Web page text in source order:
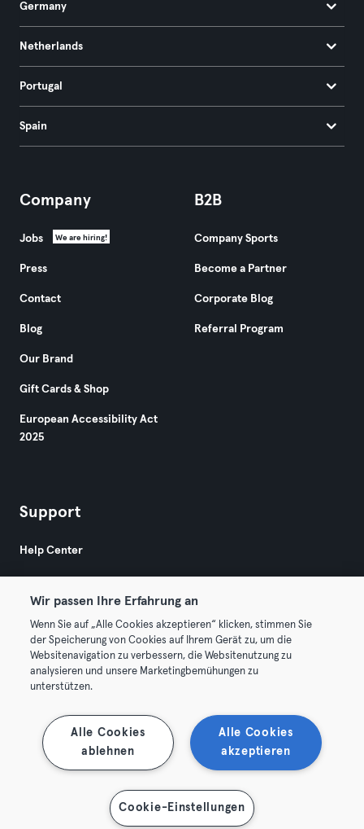
Germany
Netherlands
Portugal
Spain
Company
Jobs We are hiring!
Press
Contact
Blog
Our Brand
Gift Cards & Shop
European Accessibility Act
2025
B2B
Company Sports
Become a Partner
Corporate Blog
Referral Program
Support
Help Center
© 2026 Urban Sports Group GmbH. All rights reserved.
Terms & Conditions
Terminate contracts here Withdraw contracts here
Wir passen Ihre Erfahrung an
Wenn Sie auf „Alle Cookies akzeptieren“ klicken, stimmen Sie
der Speicherung von Cookies auf Ihrem Gerät zu, um die
Websitenavigation zu verbessern, die Websitenutzung zu
analysieren und unsere Marketingbemühungen zu
unterstützen.
Alle Cookies
akzeptieren
Alle Cookies
ablehnen
Cookie-Einstellungen